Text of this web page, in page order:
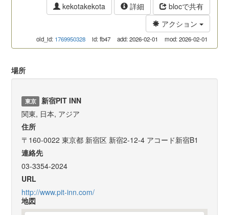
kekotakekota 詳細
blocで共有
アクション
old_id: 1769950328 id: fb47 add: 2026-02-01 mod: 2026-02-01
場所
東京 新宿PIT INN
関東, 日本, アジア
住所
〒160-0022 東京都 新宿区 新宿2-12-4 アコード新宿B1
連絡先
03-3354-2024
URL
http://www.pit-inn.com/
地図